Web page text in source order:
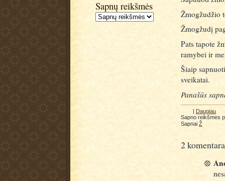
Sapnų reikšmės
Žmogžudžio
Žmogžudį
Pats tapote
ramybei ir
Šiaip
sveikatai.
Panašūs
| Daugiau
Sapno reikšmes
Sapnai Ž
2